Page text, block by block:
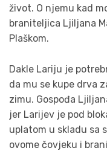
život. O njemu kad
braniteljica Ljiljana
Plaškom.
Dakle Lariju je
da mu se kupe drva
zimu. Gospođa
jer Larijev je pod
uplatom u skladu sa
ovome čovjeku i